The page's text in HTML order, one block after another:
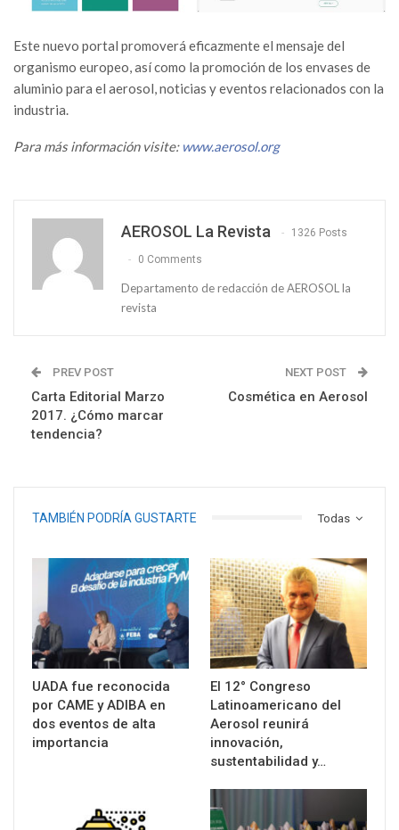
Este nuevo portal promoverá eficazmente el mensaje del
organismo europeo, así como la promoción de los envases de
aluminio para el aerosol, noticias y eventos relacionados con la
industria.
Para más información visite: www.aerosol.org
AEROSOL La Revista 1326 Posts
0 Comments
Departamento de redacción de AEROSOL la
revista
PREV POST
Carta Editorial Marzo
2017. ¿Cómo marcar
tendencia?
NEXT POST
Cosmética en Aerosol
Todas
TAMBIÉN PODRÍA GUSTARTE
UADA fue reconocida
por CAME y ADIBA en
dos eventos de alta
importancia
El 12° Congreso
Latinoamericano del
Aerosol reunirá
innovación,
sustentabilidad y…